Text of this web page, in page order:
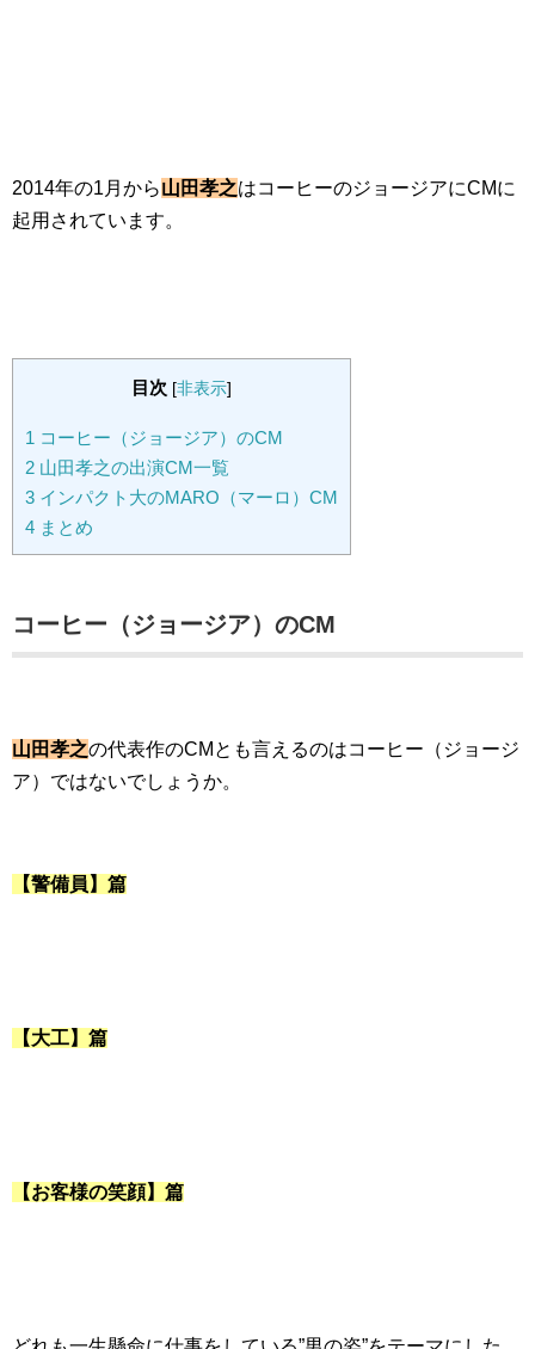
2014年の1月から山田孝之はコーヒーのジョージアにCMに
起用されています。
目次 [非表示]
1 コーヒー（ジョージア）のCM
2 山田孝之の出演CM一覧
3 インパクト大のMARO（マーロ）CM
4 まとめ
コーヒー（ジョージア）のCM
山田孝之の代表作のCMとも言えるのはコーヒー（ジョージ
ア）ではないでしょうか。
【警備員】篇
【大工】篇
【お客様の笑顔】篇